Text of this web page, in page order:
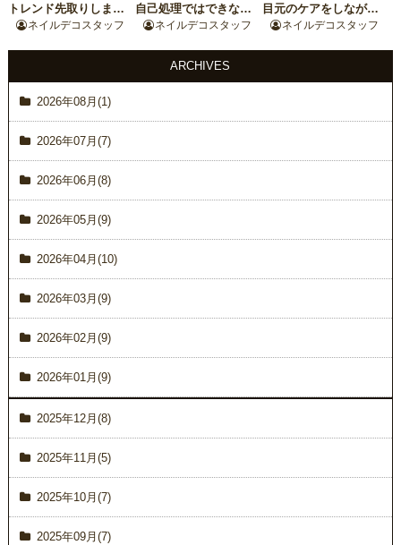
トレンド先取りしませんか？^ ^
ネイルデコスタッフ
自己処理ではできない仕上がりをご体験ください！眉毛スタイリング
ネイルデコスタッフ
目元のケアをしながらまつ毛を整える！ダメージレスまつ毛パーマ
ネイルデコスタッフ
ARCHIVES
2026年08月(1)
2026年07月(7)
2026年06月(8)
2026年05月(9)
2026年04月(10)
2026年03月(9)
2026年02月(9)
2026年01月(9)
2025年12月(8)
2025年11月(5)
2025年10月(7)
2025年09月(7)